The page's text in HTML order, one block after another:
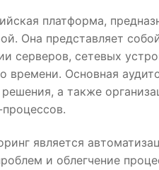
платформа,
Она представляет
серверов, сетевых
времени. Основная
а также
является
и облегчение